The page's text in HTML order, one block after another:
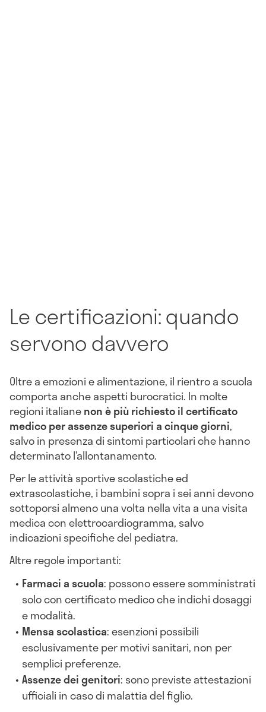
Le certificazioni: quando
servono davvero
Oltre a emozioni e alimentazione, il rientro a scuola
comporta anche aspetti burocratici. In molte
regioni italianenon è più richiesto il certificato
medico per assenze superiori a cinque giorni,
salvo in presenza di sintomi particolari che hanno
determinato l’allontanamento.
Per le attività sportive scolastiche ed
extrascolastiche, i bambini sopra i sei anni devono
sottoporsi almeno una volta nella vita a una visita
medica con elettrocardiogramma, salvo
indicazioni specifiche del pediatra.
Altre regole importanti:
Farmaci a scuola: possono essere somministrati
solo con certificato medico che indichi dosaggi
e modalità.
Mensa scolastica: esenzioni possibili
esclusivamente per motivi sanitari, non per
semplici preferenze.
Assenze dei genitori: sono previste attestazioni
ufficiali in caso di malattia del figlio.